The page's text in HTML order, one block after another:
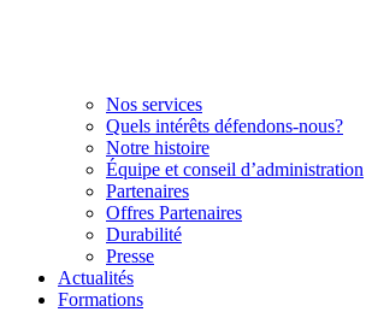
Nos services
Quels intérêts défendons-nous?
Notre histoire
Équipe et conseil d’administration
Partenaires
Offres Partenaires
Durabilité
Presse
Actualités
Formations